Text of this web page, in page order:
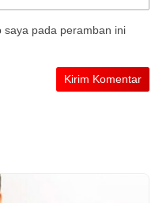
saya pada peramban ini